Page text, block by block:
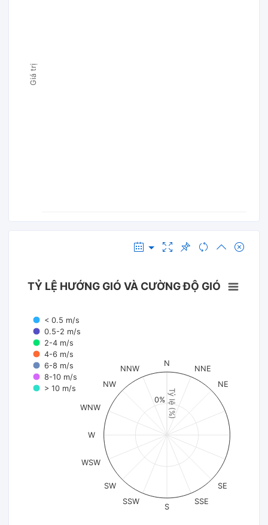
Giá trị
Tỷ lệ (%)
TỶ LỆ HƯỚNG GIÓ VÀ CƯỜNG ĐỘ GIÓ
< 0.5 m/s
0.5-2 m/s
2-4 m/s
4-6 m/s
6-8 m/s
8-10 m/s
> 10 m/s
N
NNE
NE
SE
SSE
S
SSW
SW
WSW
W
WNW
NW
NNW
0%